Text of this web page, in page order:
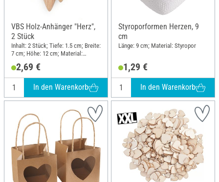
VBS Holz-Anhänger "Herz",
2 Stück
Inhalt: 2 Stück; Tiefe: 1.5 cm; Breite:
7 cm; Höhe: 12 cm; Material:
2,69 €
In den Warenkorb
Styroporformen Herzen, 9
cm
Länge: 9 cm; Material: Styropor
1,29 €
In den Warenkorb